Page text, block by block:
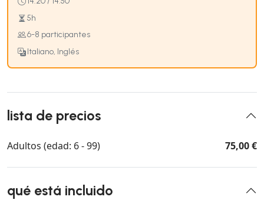
5h
6-8 participantes
Italiano, Inglés
lista de precios
Adultos (edad: 6 - 99) 75,00 €
qué está incluido